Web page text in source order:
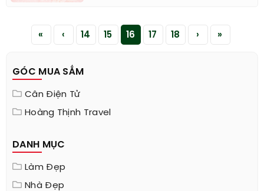
« ‹ 14 15 16 17 18 › »
GÓC MUA SẮM
Cân Điện Tử
Hoàng Thịnh Travel
DANH MỤC
Làm Đẹp
Nhà Đẹp